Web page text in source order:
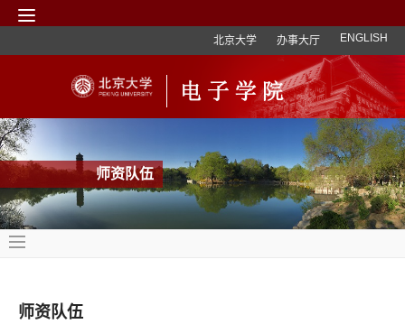
北京大学 办事大厅 ENGLISH
师资队伍
师资队伍